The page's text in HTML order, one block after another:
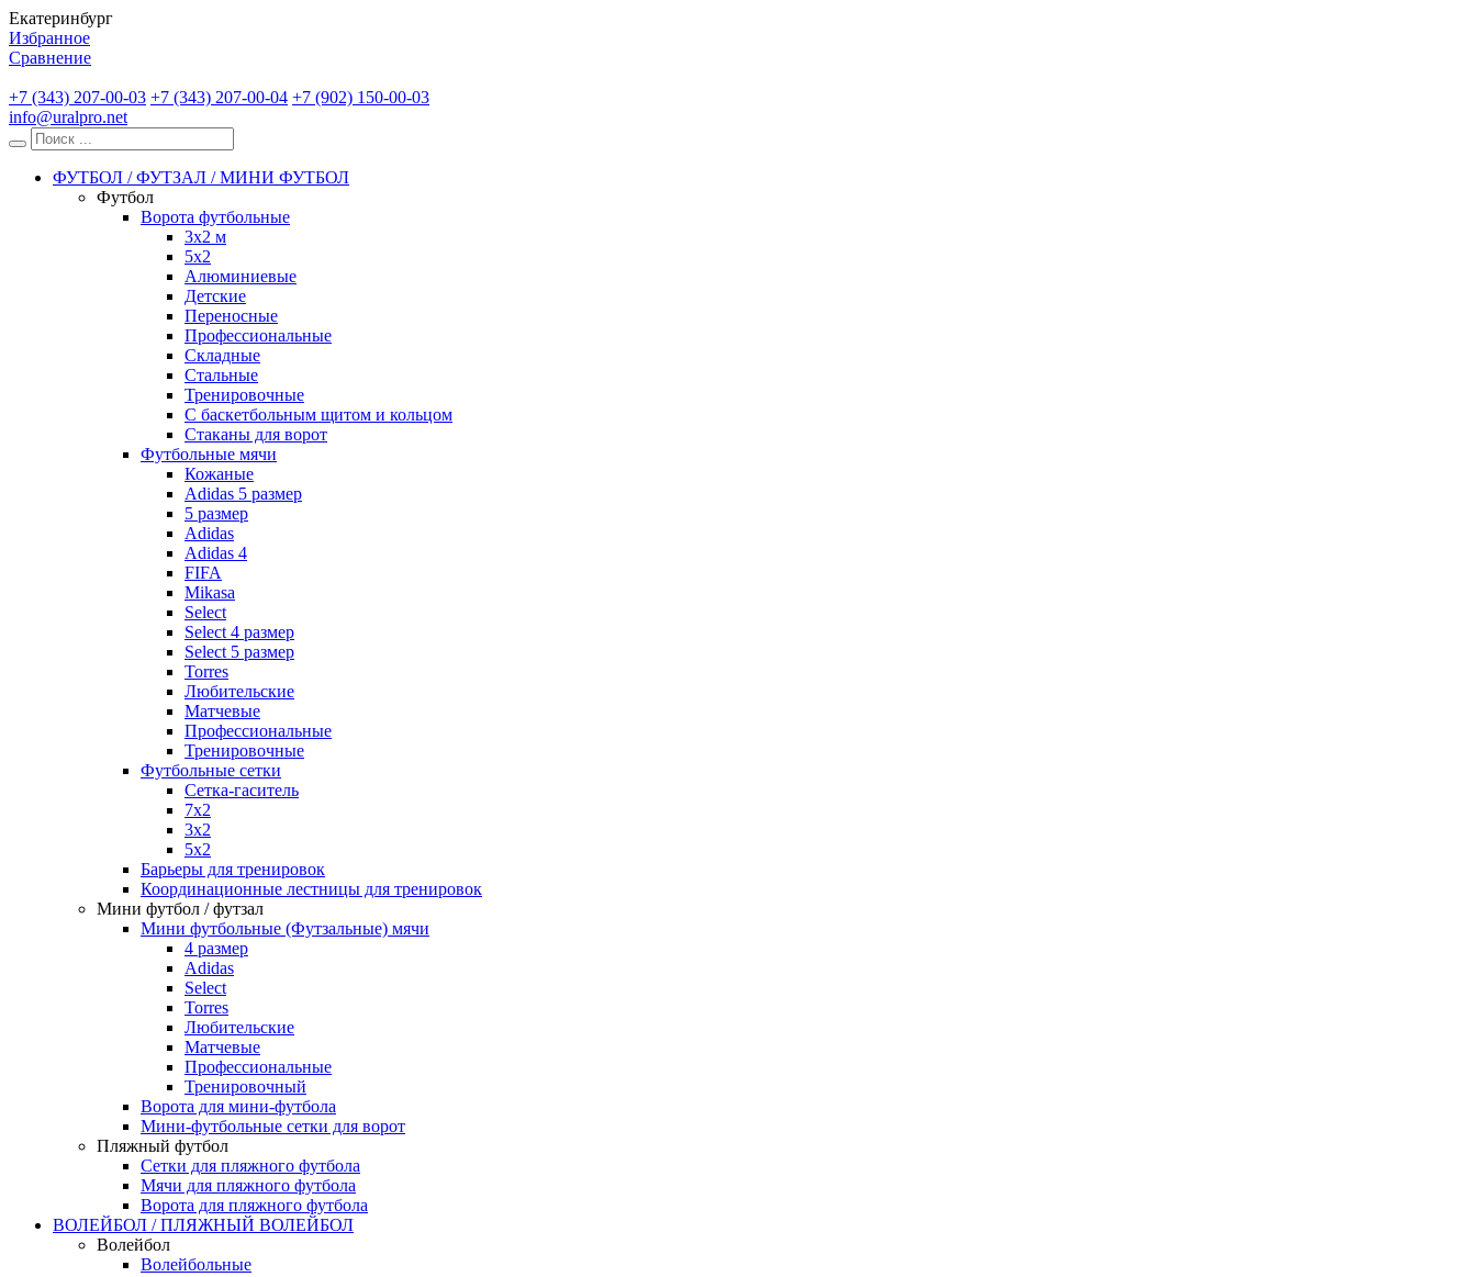
Екатеринбург
Избранное
Сравнение
+7 (343) 207-00-03 +7 (343) 207-00-04 +7 (902) 150-00-03
info@uralpro.net
ФУТБОЛ / ФУТЗАЛ / МИНИ ФУТБОЛ
Футбол
Ворота футбольные
3х2 м
5х2
Алюминиевые
Детские
Переносные
Профессиональные
Складные
Стальные
Тренировочные
С баскетбольным щитом и кольцом
Стаканы для ворот
Футбольные мячи
Кожаные
Adidas 5 размер
5 размер
Adidas
Adidas 4
FIFA
Mikasa
Select
Select 4 размер
Select 5 размер
Torres
Любительские
Матчевые
Профессиональные
Тренировочные
Футбольные сетки
Сетка-гаситель
7x2
3х2
5х2
Барьеры для тренировок
Координационные лестницы для тренировок
Мини футбол / футзал
Мини футбольные (Футзальные) мячи
4 размер
Adidas
Select
Torres
Любительские
Матчевые
Профессиональные
Тренировочный
Ворота для мини-футбола
Мини-футбольные сетки для ворот
Пляжный футбол
Сетки для пляжного футбола
Мячи для пляжного футбола
Ворота для пляжного футбола
ВОЛЕЙБОЛ / ПЛЯЖНЫЙ ВОЛЕЙБОЛ
Волейбол
Волейбольные